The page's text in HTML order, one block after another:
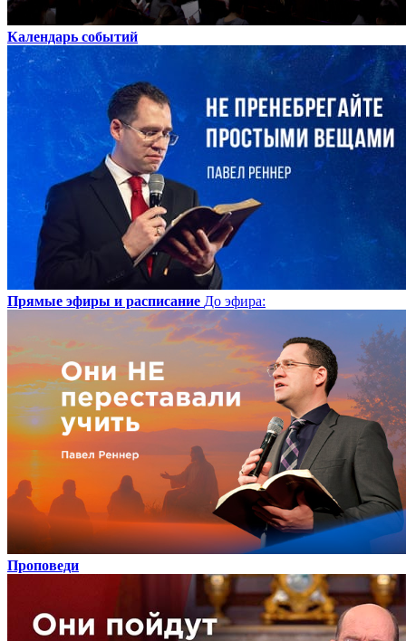
Календарь событий
Прямые эфиры и расписание До эфира:
Проповеди